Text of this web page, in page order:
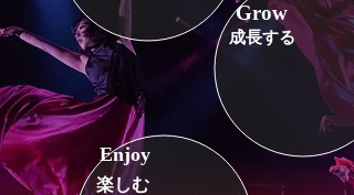
Grow
成長する
Enjoy
楽しむ